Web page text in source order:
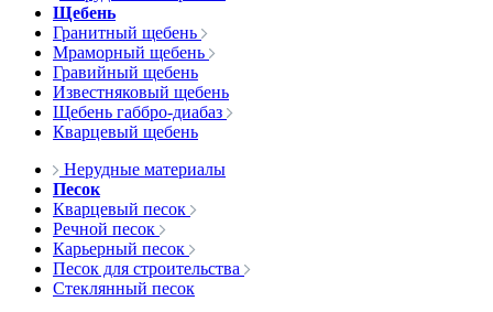
Щебень
Гранитный щебень
Мраморный щебень
Гравийный щебень
Известняковый щебень
Щебень габбро-диабаз
Кварцевый щебень
Нерудные материалы
Песок
Кварцевый песок
Речной песок
Карьерный песок
Песок для строительства
Стеклянный песок